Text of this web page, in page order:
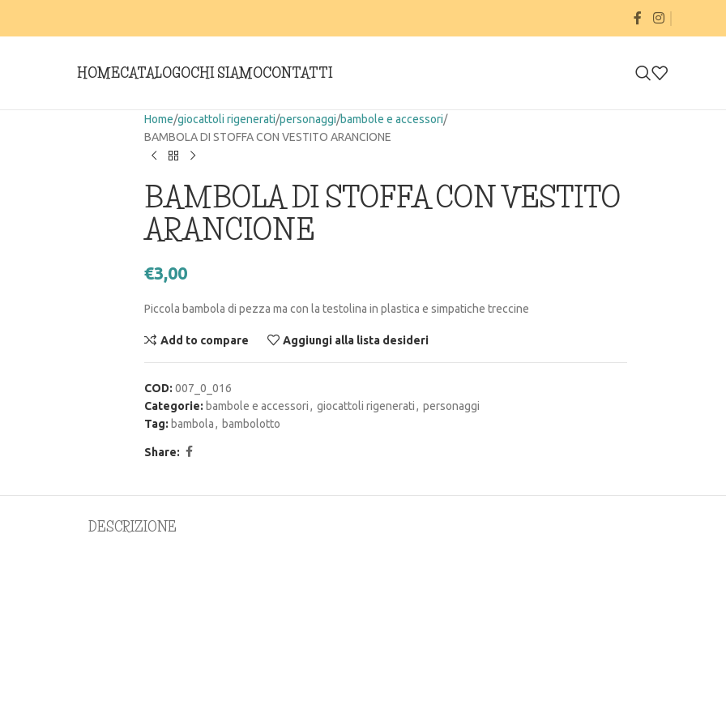
HOMECATALOGOCHI SIAMOCONTATTI
Home giocattoli rigenerati personaggi bambole e accessori
BAMBOLA DI STOFFA CON VESTITO ARANCIONE
BAMBOLA DI STOFFA CON VESTITO
ARANCIONE
€3,00
Piccola bambola di pezza ma con la testolina in plastica e simpatiche treccine
Add to compare Aggiungi alla lista desideri
COD: 007_0_016
Categorie: bambole e accessori, giocattoli rigenerati, personaggi
Tag: bambola, bambolotto
Share:
DESCRIZIONE